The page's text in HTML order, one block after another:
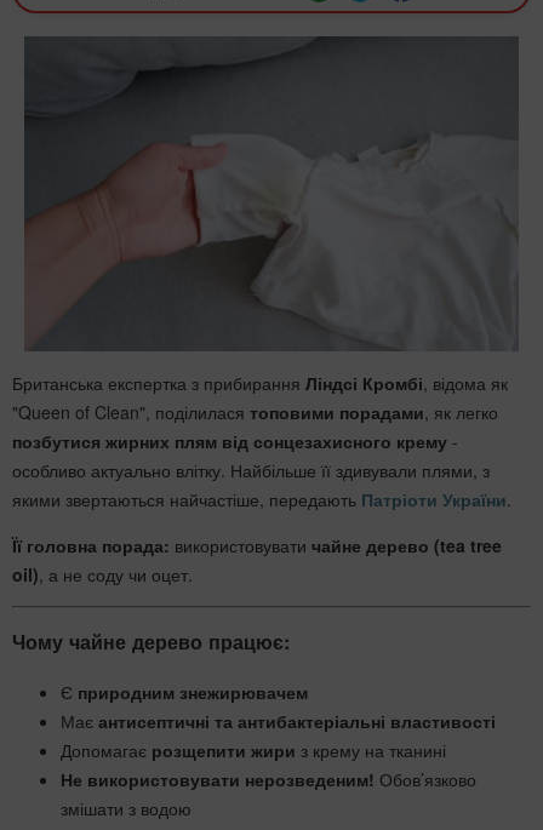
Британська експертка з прибирання Ліндсі Кромбі , відома як
"Queen of Clean", поділилася топовими порадами , як легко
позбутися жирних плям від сонцезахисного крему -
особливо актуально влітку. Найбільше її здивували плями, з
якими звертаються найчастіше, передають Патріоти України
Її головна порада: використовувати чайне дерево (tea tree
oil) , а не соду чи оцет.
Чому чайне дерево працює:
Є природним знежирювачем
Має антисептичні та антибактеріальні властивості
Допомагає розщепити жири з крему на тканині
Не використовувати нерозведеним! Обов’язково
змішати з водою